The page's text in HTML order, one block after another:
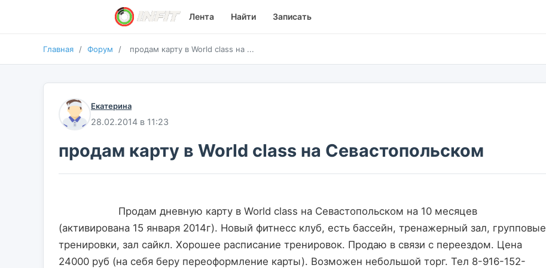
Лента Найти Записать
Главная / Форум / продам карту в World class на ...
Екатерина
28.02.2014 в 11:23
продам карту в World class на Севастопольском
(активирована 15 января 2014г). Новый фитнесс клуб, есть бассейн, тренажерный зал, групповые
тренировки, зал сайкл. Хорошее расписание тренировок. Продаю в связи с переездом. Цена
24000 руб (на себя беру переоформление карты). Возможен небольшой торг. Тел 8-916-152-